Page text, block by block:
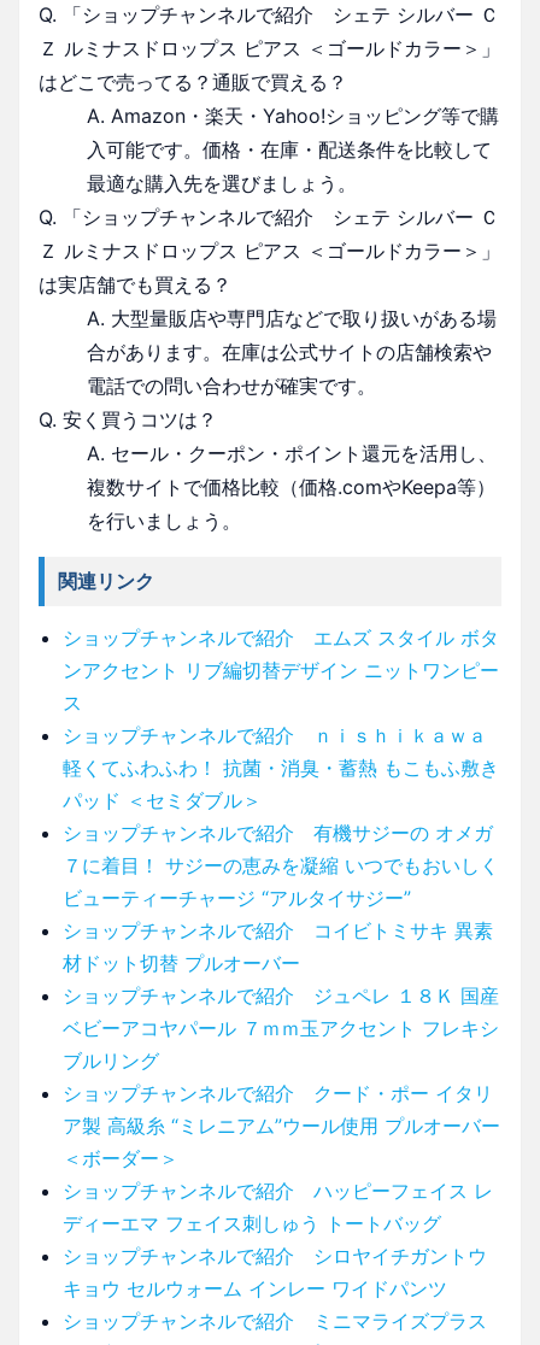
Q. 「ショップチャンネルで紹介 シェテ シルバー Ｃ
Ｚ ルミナスドロップス ピアス ＜ゴールドカラー＞」
はどこで売ってる？通販で買える？
A. Amazon・楽天・Yahoo!ショッピング等で購
入可能です。価格・在庫・配送条件を比較して
最適な購入先を選びましょう。
Q. 「ショップチャンネルで紹介 シェテ シルバー Ｃ
Ｚ ルミナスドロップス ピアス ＜ゴールドカラー＞」
は実店舗でも買える？
A. 大型量販店や専門店などで取り扱いがある場
合があります。在庫は公式サイトの店舗検索や
電話での問い合わせが確実です。
Q. 安く買うコツは？
A. セール・クーポン・ポイント還元を活用し、
複数サイトで価格比較（価格.comやKeepa等）
を行いましょう。
関連リンク
ショップチャンネルで紹介 エムズ スタイル ボタ
ンアクセント リブ編切替デザイン ニットワンピー
ス
ショップチャンネルで紹介 ｎｉｓｈｉｋａｗａ
軽くてふわふわ！ 抗菌・消臭・蓄熱 もこもふ敷き
パッド ＜セミダブル＞
ショップチャンネルで紹介 有機サジーの オメガ
７に着目！ サジーの恵みを凝縮 いつでもおいしく
ビューティーチャージ “アルタイサジー”
ショップチャンネルで紹介 コイビトミサキ 異素
材ドット切替 プルオーバー
ショップチャンネルで紹介 ジュペレ １８Ｋ 国産
ベビーアコヤパール ７ｍｍ玉アクセント フレキシ
ブルリング
ショップチャンネルで紹介 クード・ポー イタリ
ア製 高級糸 “ミレニアム”ウール使用 プルオーバー
＜ボーダー＞
ショップチャンネルで紹介 ハッピーフェイス レ
ディーエマ フェイス刺しゅう トートバッグ
ショップチャンネルで紹介 シロヤイチガントウ
キョウ セルウォーム インレー ワイドパンツ
ショップチャンネルで紹介 ミニマライズプラス